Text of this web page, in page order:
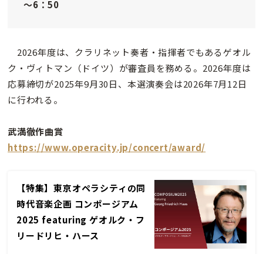
～6：50
2026年度は、クラリネット奏者・指揮者でもあるゲオル
ク・ヴィトマン（ドイツ）が審査員を務める。2026年度は
応募締切が2025年9月30日、本選演奏会は2026年7月12日
に行われる。
武満徹作曲賞
https://www.operacity.jp/concert/award/
【特集】東京オペラシティの同
時代音楽企画 コンポージアム
2025 featuring ゲオルク・フ
リードリヒ・ハース